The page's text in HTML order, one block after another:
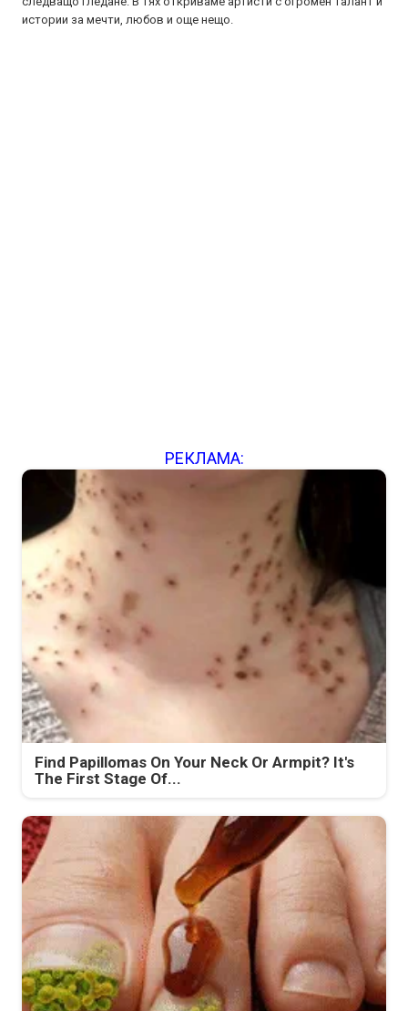
истории за мечти, любов и още нещо.
РЕКЛАМА:
Find Papillomas On Your Neck Or Armpit? It's
The First Stage Of...